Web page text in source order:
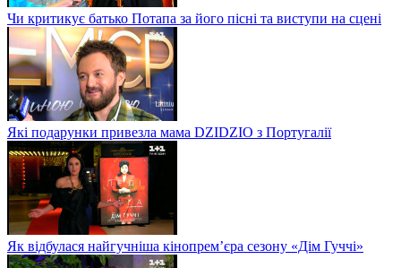
Чи критикує батько Потапа за його пісні та виступи на сцені
Які подарунки привезла мама DZIDZIO з Португалії
Як відбулася найгучніша кінопрем’єра сезону «Дім Гуччі»